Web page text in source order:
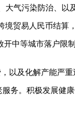
大气污染防治、以
境贸易人民币结
开中等城市落户
以及化解产能严重
服务。积极发展